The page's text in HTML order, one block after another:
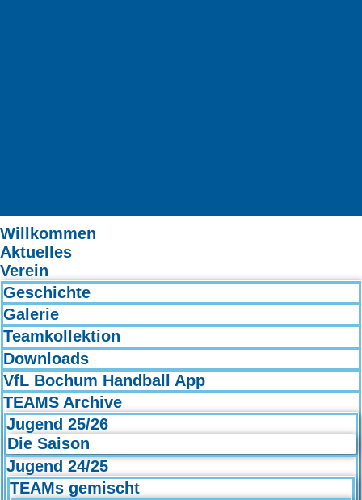
Willkommen
Aktuelles
Verein
Geschichte
Galerie
Teamkollektion
Downloads
VfL Bochum Handball App
TEAMS Archive
Jugend 25/26
Die Saison
Jugend 24/25
TEAMs gemischt